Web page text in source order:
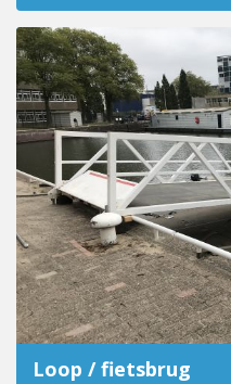
Loop / fietsbrug